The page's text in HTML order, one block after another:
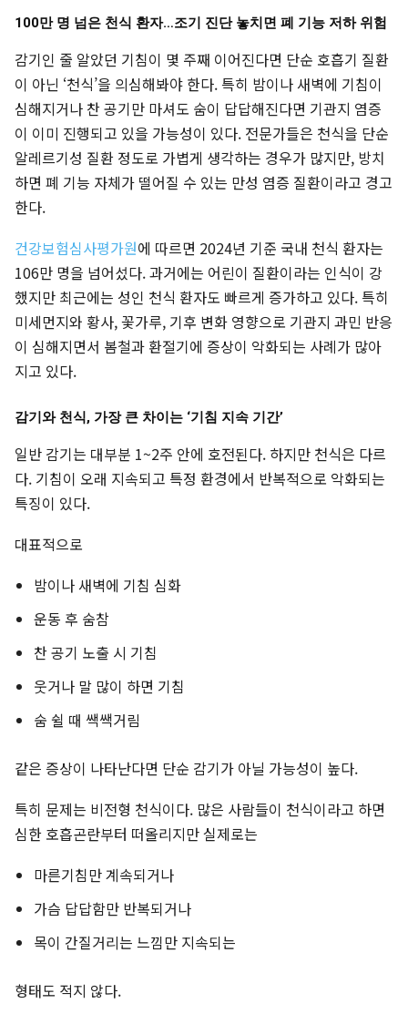
100만 명 넘은 천식 환자…조기 진단 놓치면 폐 기능 저하 위험
감기인 줄 알았던 기침이 몇 주째 이어진다면 단순 호흡기 질환
이 아닌 ‘천식’을 의심해봐야 한다. 특히 밤이나 새벽에 기침이
심해지거나 찬 공기만 마셔도 숨이 답답해진다면 기관지 염증
이 이미 진행되고 있을 가능성이 있다. 전문가들은 천식을 단순
알레르기성 질환 정도로 가볍게 생각하는 경우가 많지만, 방치
하면 폐 기능 자체가 떨어질 수 있는 만성 염증 질환이라고 경고
한다.
건강보험심사평가원에 따르면 2024년 기준 국내 천식 환자는
106만 명을 넘어섰다. 과거에는 어린이 질환이라는 인식이 강
했지만 최근에는 성인 천식 환자도 빠르게 증가하고 있다. 특히
미세먼지와 황사, 꽃가루, 기후 변화 영향으로 기관지 과민 반응
이 심해지면서 봄철과 환절기에 증상이 악화되는 사례가 많아
지고 있다.
감기와 천식, 가장 큰 차이는 ‘기침 지속 기간’
일반 감기는 대부분 1~2주 안에 호전된다. 하지만 천식은 다르
다. 기침이 오래 지속되고 특정 환경에서 반복적으로 악화되는
특징이 있다.
대표적으로
밤이나 새벽에 기침 심화
운동 후 숨참
찬 공기 노출 시 기침
웃거나 말 많이 하면 기침
숨 쉴 때 쌕쌕거림
같은 증상이 나타난다면 단순 감기가 아닐 가능성이 높다.
특히 문제는 비전형 천식이다. 많은 사람들이 천식이라고 하면
심한 호흡곤란부터 떠올리지만 실제로는
마른기침만 계속되거나
가슴 답답함만 반복되거나
목이 간질거리는 느낌만 지속되는
형태도 적지 않다.